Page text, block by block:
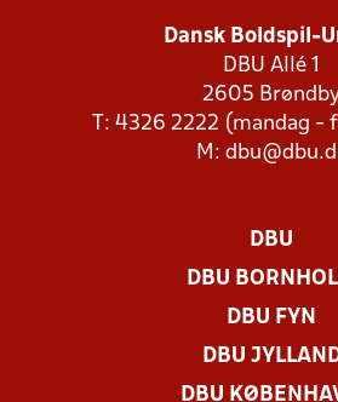
Dansk Boldspil-
DBU Allé 1
2605
T: 4326 2222 (mandag -
M:
DBU
DBU
DBU FYN
DBU
DBU